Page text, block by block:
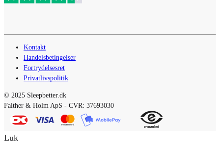
Kontakt
Handelsbetingelser
Fortrydelsesret
Privatlivspolitik
© 2025 Sleepbetter.dk
Falther & Holm ApS - CVR: 37693030
Luk